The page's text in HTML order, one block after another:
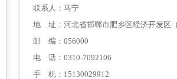
联系人：马宁
地 址：河北省邯郸市肥乡区经济开发区
邮 编：056000
电 话：0310-7092106
手 机：15130029912